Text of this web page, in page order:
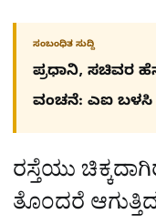
ಸಂಬಂಧಿತ ಸುದ್ದಿ
ಪ್ರಧಾನಿ, ಸಚಿವರ
ವಂಚನೆ: ಎಐ
ರಸ್ತೆಯು
ತೊಂದರೆ